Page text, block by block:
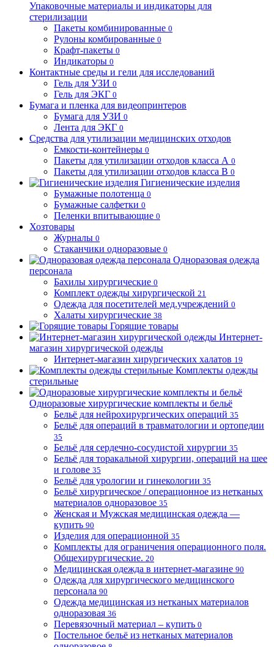
Упаковочные материалы и индикаторы для
стерилизации
Пакеты комбинированные 0
Рулоны комбированные 0
Крафт-пакеты 0
Индикаторы 0
Контактные среды и гели для исследований
Гель для УЗИ 0
Гель для ЭКГ 0
Бумага и пленка для видеопринтеров
Бумага для УЗИ 0
Лента для ЭКГ 0
Средства для утилизации медицинских отходов
Емкости-контейнеры 0
Пакеты для утилизации отходов класса А 0
Пакеты для утилизации отходов класса В 0
Гигиенические изделия
Бумажные полотенца 0
Бумажные салфетки 0
Пеленки впитывающие 0
Хозтовары
Журналы 0
Стаканчики одноразовые 0
Одноразовая одежда
персонала
Бахилы хирургические 0
Комплект одежды хирургической 21
Одежда для посетителей мед.учреждений 0
Халаты хирургические 38
Горящие товары
Интернет-
магазин хирургической одежды
Интернет-магазин хирургических халатов 19
Комплекты одежды
стерильные
Одноразовые хирургические комплекты и бельё
Бельё для нейрохирургических операций 35
Бельё для операций в травматологии и ортопедии
35
Бельё для сердечно-сосудистой хирургии 35
Бельё для торакальной хирургии, операций на шее
и голове 35
Бельё для урологии и гинекологии 35
Бельё хирургическое / операционное из нетканых
материалов одноразовое 35
Женская и Мужская медицинская одежда —
купить 90
Изделия для операционной 35
Комплекты для ограничения операционного поля.
Общехирургические. 20
Медицинская одежда в интернет-магазине 90
Одежда для хирургического медицинского
персонала 90
Одежда медицинская из нетканых материалов
одноразовая 36
Перевязочный материал – купить 0
Постельное бельё из нетканых материалов